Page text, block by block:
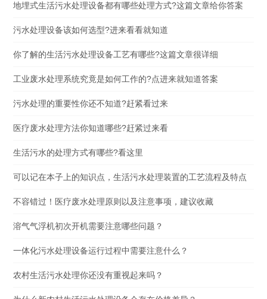
地埋式生活污水处理设备都有哪些处理方式?这篇文章给你答案
污水处理设备该如何选型?进来看看就知道
你了解的生活污水处理设备工艺有哪些?这篇文章很详细
工业废水处理系统究竟是如何工作的?点进来就知道答案
污水处理的重要性你还不知道?赶紧看过来
医疗废水处理方法你知道哪些?赶紧过来看
生活污水的处理方式有哪些?看这里
可以记在本子上的知识点，生活污水处理装置的工艺流程及特点
不容错过！医疗废水处理原则以及注意事项，建议收藏
溶气气浮机初次开机需要注意哪些问题？
一体化污水处理设备运行过程中需要注意什么？
农村生活污水处理你还没有重视起来吗？